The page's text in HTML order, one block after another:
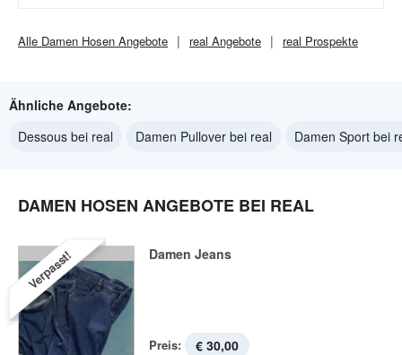
Alle Damen Hosen Angebote real Angebote real Prospekte
Ähnliche Angebote:
Dessous bei real
Damen Pullover bei real Damen Sport bei
DAMEN HOSEN ANGEBOTE BEI REAL
Verpasst! Damen Jeans
Preis: € 30,00